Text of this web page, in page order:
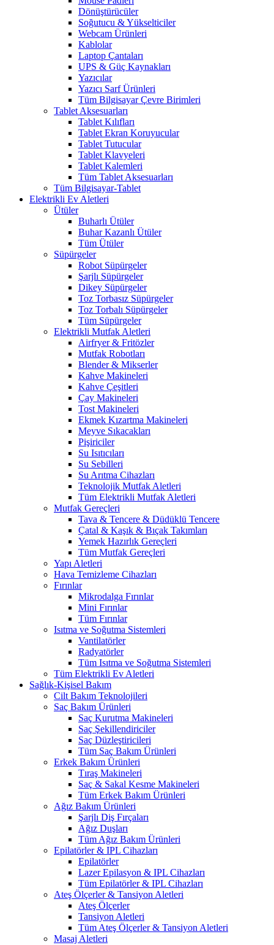
Dönüştürücüler
Soğutucu & Yükselticiler
Webcam Ürünleri
Kablolar
Laptop Çantaları
UPS & Güç Kaynakları
Yazıcılar
Yazıcı Sarf Ürünleri
Tüm Bilgisayar Çevre Birimleri
Tablet Aksesuarları
Tablet Kılıfları
Tablet Ekran Koruyucular
Tablet Tutucular
Tablet Klavyeleri
Tablet Kalemleri
Tüm Tablet Aksesuarları
Tüm Bilgisayar-Tablet
Elektrikli Ev Aletleri
Ütüler
Buharlı Ütüler
Buhar Kazanlı Ütüler
Tüm Ütüler
Süpürgeler
Robot Süpürgeler
Şarjlı Süpürgeler
Dikey Süpürgeler
Toz Torbasız Süpürgeler
Toz Torbalı Süpürgeler
Tüm Süpürgeler
Elektrikli Mutfak Aletleri
Airfryer & Fritözler
Mutfak Robotları
Blender & Mikserler
Kahve Makineleri
Kahve Çeşitleri
Çay Makineleri
Tost Makineleri
Ekmek Kızartma Makineleri
Meyve Sıkacakları
Pişiriciler
Su Isıtıcıları
Su Sebilleri
Su Arıtma Cihazları
Teknolojik Mutfak Aletleri
Tüm Elektrikli Mutfak Aletleri
Mutfak Gereçleri
Tava & Tencere & Düdüklü Tencere
Çatal & Kaşık & Bıçak Takımları
Yemek Hazırlık Gereçleri
Tüm Mutfak Gereçleri
Yapı Aletleri
Hava Temizleme Cihazları
Fırınlar
Mikrodalga Fırınlar
Mini Fırınlar
Tüm Fırınlar
Isıtma ve Soğutma Sistemleri
Vantilatörler
Radyatörler
Tüm Isıtma ve Soğutma Sistemleri
Tüm Elektrikli Ev Aletleri
Sağlık-Kişisel Bakım
Cilt Bakım Teknolojileri
Saç Bakım Ürünleri
Saç Kurutma Makineleri
Saç Şekillendiriciler
Saç Düzleştiricileri
Tüm Saç Bakım Ürünleri
Erkek Bakım Ürünleri
Tıraş Makineleri
Saç & Sakal Kesme Makineleri
Tüm Erkek Bakım Ürünleri
Ağız Bakım Ürünleri
Şarjlı Diş Fırçaları
Ağız Duşları
Tüm Ağız Bakım Ürünleri
Epilatörler & IPL Cihazları
Epilatörler
Lazer Epilasyon & IPL Cihazları
Tüm Epilatörler & IPL Cihazları
Ateş Ölçerler & Tansiyon Aletleri
Ateş Ölçerler
Tansiyon Aletleri
Tüm Ateş Ölçerler & Tansiyon Aletleri
Masaj Aletleri